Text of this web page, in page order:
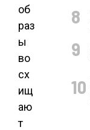
об
раз
ы
во
сх
ищ
аю
т